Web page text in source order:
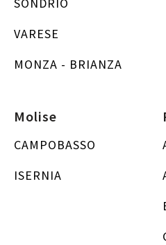
VARESE
MONZA - BRIANZA
Molise
CAMPOBASSO
ISERNIA